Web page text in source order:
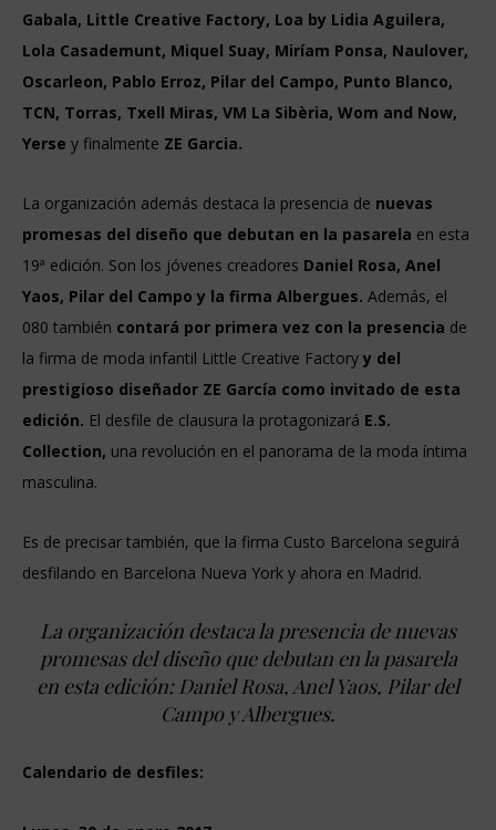
Gabala, Little Creative Factory, Loa by Lidia Aguilera,
Lola Casademunt, Miquel Suay, Miríam Ponsa, Naulover,
Oscarleon, Pablo Erroz, Pilar del Campo, Punto Blanco,
TCN, Torras, Txell Miras, VM La Sibèria, Wom and Now,
Yerse y finalmente ZE Garcia.
La organización además destaca la presencia de nuevas
promesas del diseño que debutan en la pasarela en esta
19ª edición. Son los jóvenes creadores Daniel Rosa, Anel
Yaos, Pilar del Campo y la firma Albergues. Además, el
080 también contará por primera vez con la presencia de
la firma de moda infantil Little Creative Factory y del
prestigioso diseñador ZE García como invitado de esta
edición. El desfile de clausura la protagonizará E.S.
Collection, una revolución en el panorama de la moda íntima
masculina.
Es de precisar también, que la firma Custo Barcelona seguirá
desfilando en Barcelona Nueva York y ahora en Madrid.
La organización destaca la presencia de nuevas
promesas del diseño que debutan en la pasarela
en esta edición: Daniel Rosa, Anel Yaos, Pilar del
Campo y Albergues.
Calendario de desfiles: